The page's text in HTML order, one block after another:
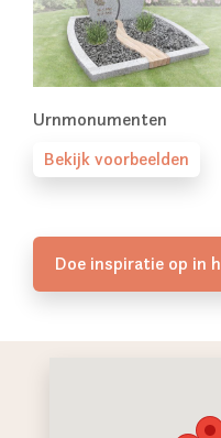
Urnmonumenten
Bekijk voorbeelden
Doe inspiratie op in